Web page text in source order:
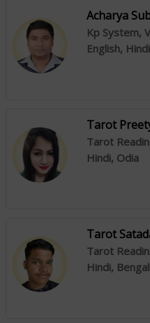
Acharya
English,
Tarot
Tarot
Hindi, Odia
Tarot
Tarot
Hindi,